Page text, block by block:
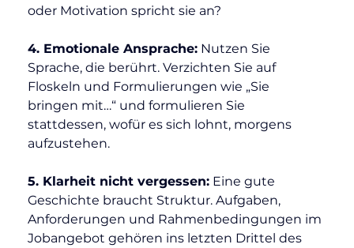
oder Motivation spricht sie an?
4. Emotionale Ansprache: Nutzen Sie
Sprache, die berührt. Verzichten Sie auf
Floskeln und Formulierungen wie „Sie
bringen mit…“ und formulieren Sie
stattdessen, wofür es sich lohnt, morgens
aufzustehen.
5. Klarheit nicht vergessen: Eine gute
Geschichte braucht Struktur. Aufgaben,
Anforderungen und Rahmenbedingungen im
Jobangebot gehören ins letzten Drittel des